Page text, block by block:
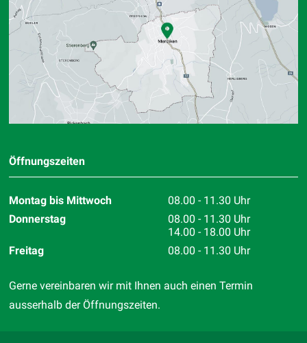
Öffnungszeiten
Montag bis Mittwoch
08.00 - 11.30 Uhr
Donnerstag
08.00 - 11.30 Uhr
14.00 - 18.00 Uhr
Freitag
08.00 - 11.30 Uhr
Gerne vereinbaren wir mit Ihnen auch einen Termin
ausserhalb der Öffnungszeiten.
Standort